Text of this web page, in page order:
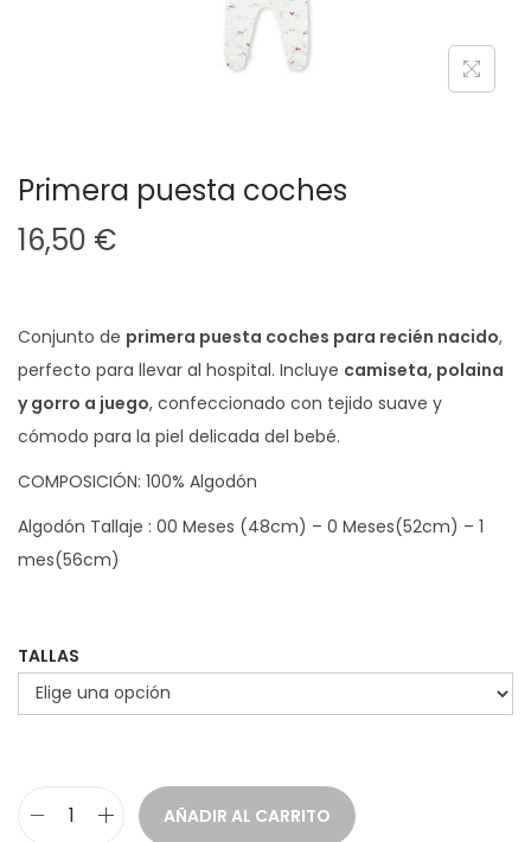
Primera puesta coches
16,50 €
Conjunto de primera puesta coches para recién nacido,
perfecto para llevar al hospital. Incluye camiseta, polaina
y gorro a juego, confeccionado con tejido suave y
cómodo para la piel delicada del bebé.
COMPOSICIÓN: 100% Algodón
Algodón Tallaje : 00 Meses (48cm) – 0 Meses(52cm) – 1
mes(56cm)
TALLAS
AÑADIR AL CARRITO